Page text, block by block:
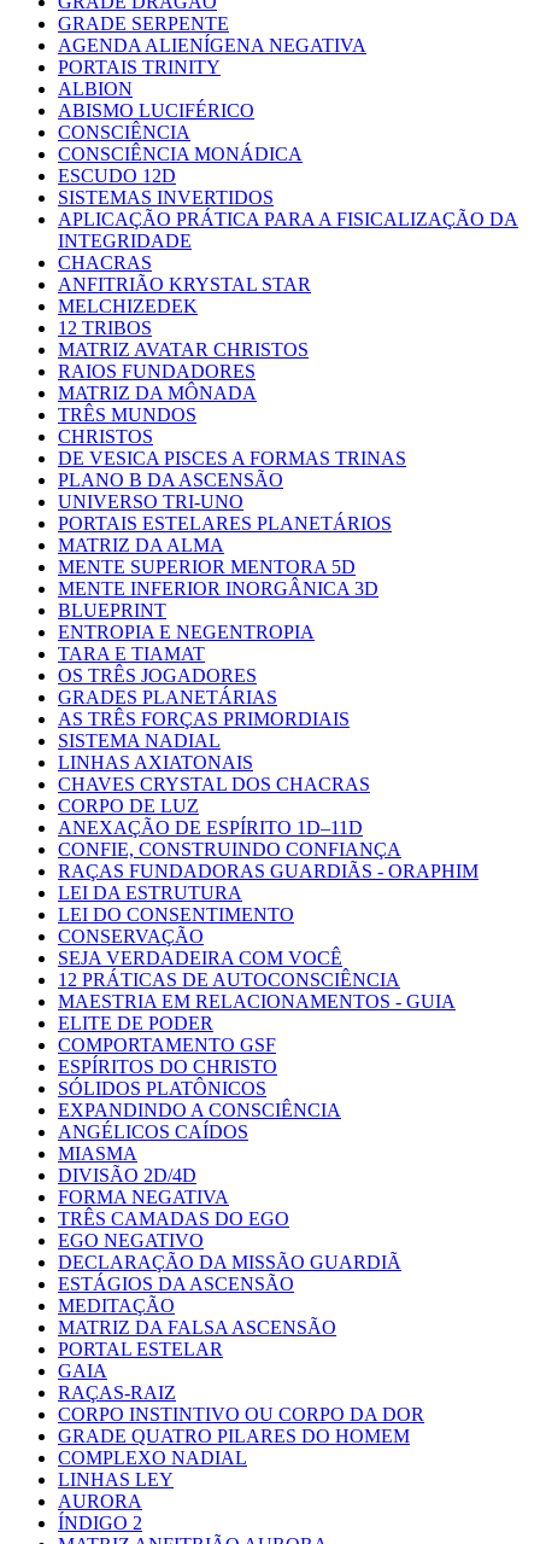
GRADE SERPENTE
AGENDA ALIENÍGENA NEGATIVA
PORTAIS TRINITY
ALBION
ABISMO LUCIFÉRICO
CONSCIÊNCIA
CONSCIÊNCIA MONÁDICA
ESCUDO 12D
SISTEMAS INVERTIDOS
APLICAÇÃO PRÁTICA PARA A FISICALIZAÇÃO DA
INTEGRIDADE
CHACRAS
ANFITRIÃO KRYSTAL STAR
MELCHIZEDEK
12 TRIBOS
MATRIZ AVATAR CHRISTOS
RAIOS FUNDADORES
MATRIZ DA MÔNADA
TRÊS MUNDOS
CHRISTOS
DE VESICA PISCES A FORMAS TRINAS
PLANO B DA ASCENSÃO
UNIVERSO TRI-UNO
PORTAIS ESTELARES PLANETÁRIOS
MATRIZ DA ALMA
MENTE SUPERIOR MENTORA 5D
MENTE INFERIOR INORGÂNICA 3D
BLUEPRINT
ENTROPIA E NEGENTROPIA
TARA E TIAMAT
OS TRÊS JOGADORES
GRADES PLANETÁRIAS
AS TRÊS FORÇAS PRIMORDIAIS
SISTEMA NADIAL
LINHAS AXIATONAIS
CHAVES CRYSTAL DOS CHACRAS
CORPO DE LUZ
ANEXAÇÃO DE ESPÍRITO 1D–11D
CONFIE, CONSTRUINDO CONFIANÇA
RAÇAS FUNDADORAS GUARDIÃS - ORAPHIM
LEI DA ESTRUTURA
LEI DO CONSENTIMENTO
CONSERVAÇÃO
SEJA VERDADEIRA COM VOCÊ
12 PRÁTICAS DE AUTOCONSCIÊNCIA
MAESTRIA EM RELACIONAMENTOS - GUIA
ELITE DE PODER
COMPORTAMENTO GSF
ESPÍRITOS DO CHRISTO
SÓLIDOS PLATÔNICOS
EXPANDINDO A CONSCIÊNCIA
ANGÉLICOS CAÍDOS
MIASMA
DIVISÃO 2D/4D
FORMA NEGATIVA
TRÊS CAMADAS DO EGO
EGO NEGATIVO
DECLARAÇÃO DA MISSÃO GUARDIÃ
ESTÁGIOS DA ASCENSÃO
MEDITAÇÃO
MATRIZ DA FALSA ASCENSÃO
PORTAL ESTELAR
GAIA
RAÇAS-RAIZ
CORPO INSTINTIVO OU CORPO DA DOR
GRADE QUATRO PILARES DO HOMEM
COMPLEXO NADIAL
LINHAS LEY
AURORA
ÍNDIGO 2